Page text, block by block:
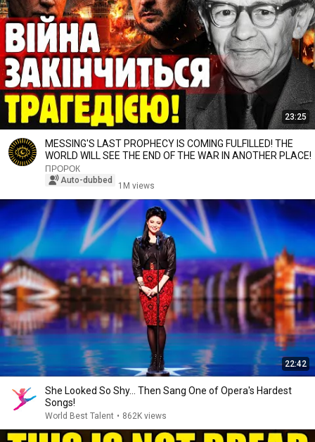
23:25
MESSING'S LAST PROPHECY IS COMING FULFILLED! THE
WORLD WILL SEE THE END OF THE WAR IN ANOTHER PLACE!
ПРОРОК
Auto-dubbed
1M views
22:42
She Looked So Shy... Then Sang One of Opera's Hardest
Songs!
World Best Talent • 862K views